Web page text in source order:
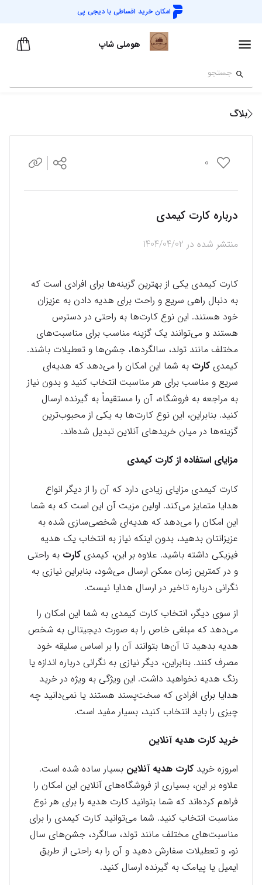
امکان خرید اقساطی با دیجی پی
هوملی شاپ
بلاگ
0
درباره کارت کیمدی
منتشر شده در 1404/04/02
کارت کیمدی یکی از بهترین گزینه‌ها برای افرادی است که
به دنبال راهی سریع و راحت برای هدیه دادن به عزیزان
خود هستند. این نوع کارت‌ها به راحتی در دسترس
هستند و می‌توانند یک گزینه مناسب برای مناسبت‌های
مختلف مانند تولد، سالگردها، جشن‌ها و تعطیلات باشند.
کیمدی کارت به شما این امکان را می‌دهد که هدیه‌ای
سریع و مناسب برای هر مناسبت انتخاب کنید و بدون نیاز
به مراجعه به فروشگاه، آن را مستقیماً به گیرنده ارسال
کنید. بنابراین، این نوع کارت‌ها به یکی از محبوب‌ترین
گزینه‌ها در میان خریدهای آنلاین تبدیل شده‌اند.
مزایای استفاده از کارت کیمدی
کارت کیمدی مزایای زیادی دارد که آن را از دیگر انواع
هدایا متمایز می‌کند. اولین مزیت آن این است که به شما
این امکان را می‌دهد که هدیه‌ای شخصی‌سازی شده به
عزیزانتان بدهید، بدون اینکه نیاز به انتخاب یک هدیه
فیزیکی داشته باشید. علاوه بر این، کیمدی کارت به راحتی
و در کمترین زمان ممکن ارسال می‌شود، بنابراین نیازی به
نگرانی درباره تاخیر در ارسال هدایا نیست.
از سوی دیگر، انتخاب کارت کیمدی به شما این امکان را
می‌دهد که مبلغی خاص را به صورت دیجیتالی به شخص
هدیه بدهید تا آن‌ها بتوانند آن را بر اساس سلیقه خود
مصرف کنند. بنابراین، دیگر نیازی به نگرانی درباره اندازه یا
رنگ هدیه نخواهید داشت. این ویژگی به ویژه در خرید
هدایا برای افرادی که سخت‌پسند هستند یا نمی‌دانید چه
چیزی را باید انتخاب کنید، بسیار مفید است.
خرید کارت هدیه آنلاین
امروزه خرید کارت هدیه آنلاین بسیار ساده شده است.
علاوه بر این، بسیاری از فروشگاه‌های آنلاین این امکان را
فراهم کرده‌اند که شما بتوانید کارت هدیه را برای هر نوع
مناسبت انتخاب کنید. شما می‌توانید کارت کیمدی را برای
مناسبت‌های مختلف مانند تولد، سالگرد، جشن‌های سال
نو، و تعطیلات سفارش دهید و آن را به راحتی از طریق
ایمیل یا پیامک به گیرنده ارسال کنید.